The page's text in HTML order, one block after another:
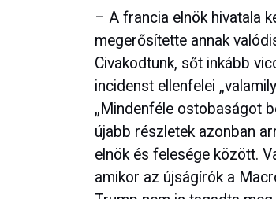
– A francia elnök hivatala
megerősítette annak
Civakodtunk, sőt inkább
incidenst ellenfelei
„Mindenféle ostobaságot
újabb részletek azonban
elnök és felesége között.
amikor az újságírók a